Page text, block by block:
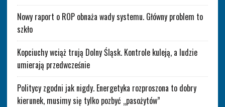
Nowy raport o ROP obnaża wady systemu. Główny problem to
szkło
Kopciuchy wciąż trują Dolny Śląsk. Kontrole kuleją, a ludzie
umierają przedwcześnie
Politycy zgodni jak nigdy. Energetyka rozproszona to dobry
kierunek, musimy się tylko pozbyć „pasożytów”